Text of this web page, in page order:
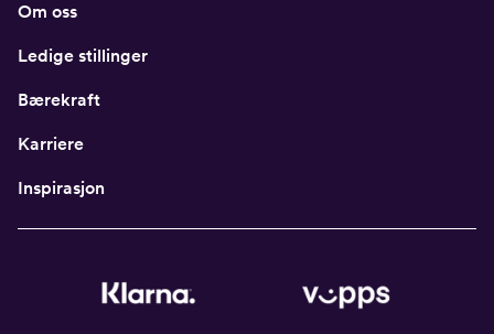
Om oss
Ledige stillinger
Bærekraft
Karriere
Inspirasjon